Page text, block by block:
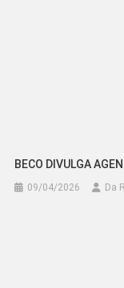
BECO DIVULGA
09/04/2026 Da